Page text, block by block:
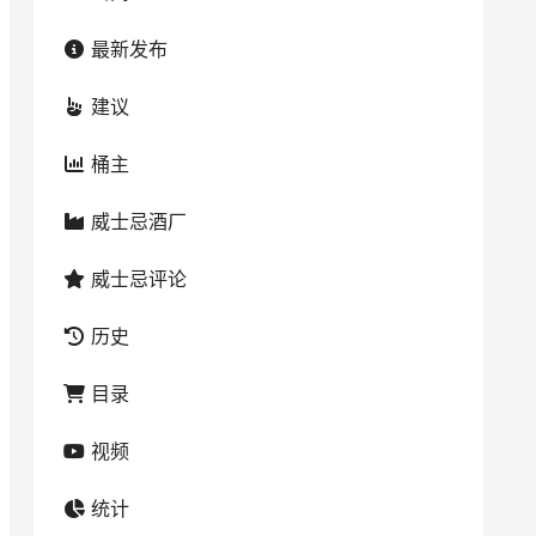
最新发布
建议
桶主
威士忌酒厂
威士忌评论
历史
目录
视频
统计